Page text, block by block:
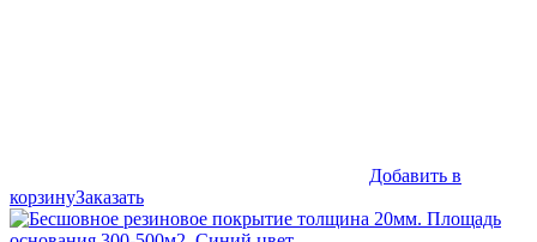
Добавить в
корзинуЗаказать